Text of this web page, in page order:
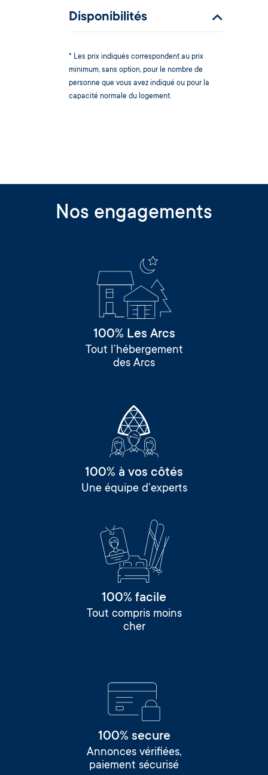
Disponibilités
* Les prix indiqués correspondent au prix
minimum, sans option, pour le nombre de
personne que vous avez indiqué ou pour la
capacité normale du logement.
Nos engagements
100% Les Arcs
Tout l’hébergement
des Arcs
100% à vos côtés
Une équipe d’experts
100% facile
Tout compris moins
cher
100% secure
Annonces vérifiées,
paiement sécurisé